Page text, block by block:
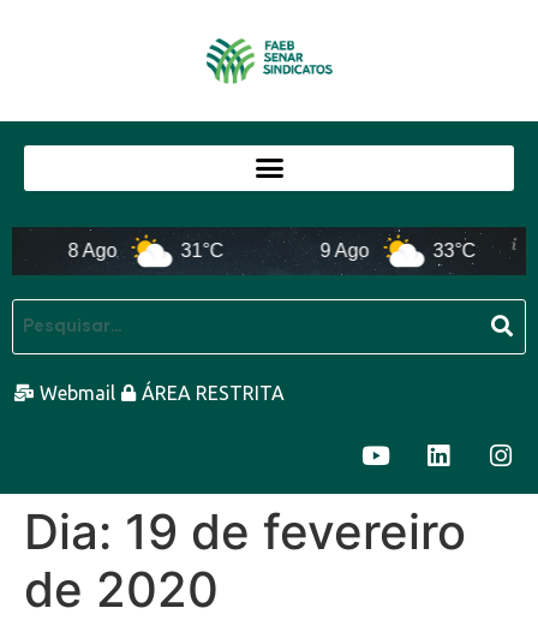
8 Ago 31°C 9 Ago 33°C
Webmail ÁREA RESTRITA
Dia: 19 de fevereiro
de 2020